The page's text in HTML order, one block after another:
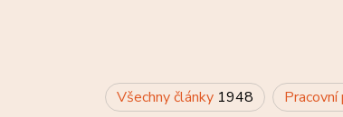
Všechny články 1948 Pracovní